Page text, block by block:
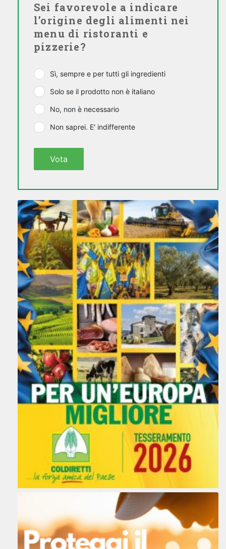
Sei favorevole a indicare
l’origine degli alimenti nei
menu di ristoranti e
pizzerie?
Sì, sempre e per tutti gli ingredienti
Solo se il prodotto non è italiano
No, non è necessario
Non saprei. E' indifferente
Vota